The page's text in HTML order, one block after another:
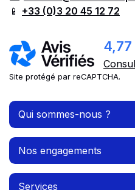
📱 +33 (0)3 20 45 12 72
4,77
Site protégé par reCAPTCHA.
Qui sommes-nous ?
Nos engagements
Services